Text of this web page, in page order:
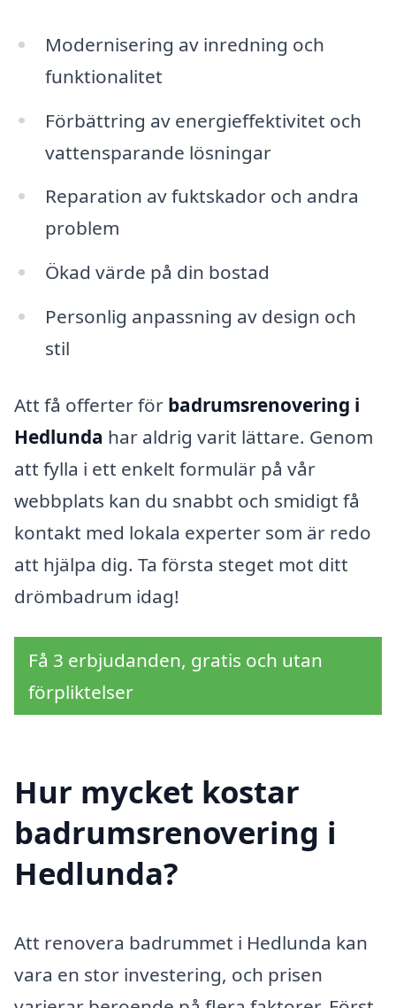
Modernisering av inredning och
funktionalitet
Förbättring av energieffektivitet och
vattensparande lösningar
Reparation av fuktskador och andra
problem
Ökad värde på din bostad
Personlig anpassning av design och
stil
Att få offerter för badrumsrenovering i
Hedlunda har aldrig varit lättare. Genom
att fylla i ett enkelt formulär på vår
webbplats kan du snabbt och smidigt få
kontakt med lokala experter som är redo
att hjälpa dig. Ta första steget mot ditt
drömbadrum idag!
Få 3 erbjudanden, gratis och utan
förpliktelser
Hur mycket kostar
badrumsrenovering i
Hedlunda?
Att renovera badrummet i Hedlunda kan
vara en stor investering, och prisen